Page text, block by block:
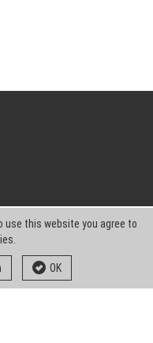
use this website you agree to
OK